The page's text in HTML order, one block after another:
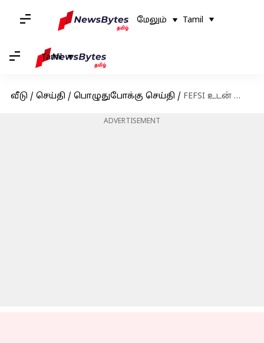
மேலும் Tamil
Tamil
வீடு / செய்தி / பொழுதுபோக்கு செய்தி / FEFSI உடன் மோதலால் வெளிப்புற யூனிட் உரிமையாளர்கள் சங்கம் ஸ்ட்ரைக் அறிவிப்பு; படப்பிடிப்பில் சிக்கல்
ADVERTISEMENT